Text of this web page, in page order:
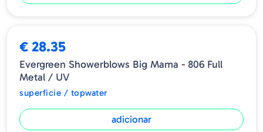
€ 28.35
Evergreen Showerblows Big Mama - 806 Full
Metal / UV
superficie / topwater
adicionar